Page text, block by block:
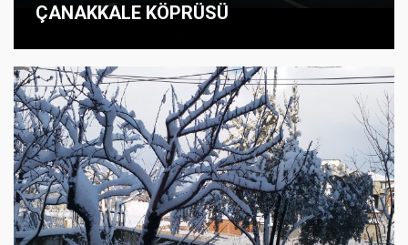
ÇANAKKALE KÖPRÜSÜ